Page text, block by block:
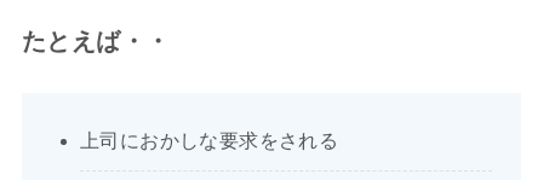
たとえば・・
上司におかしな要求をされる